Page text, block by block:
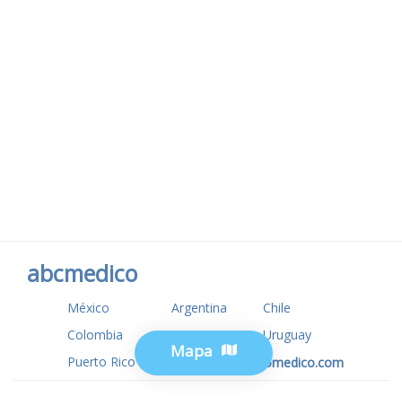
Mapa
abcmedico
México Argentina
Chile
Colombia
USA
Uruguay
Puerto Rico
www.tuotromedico.com